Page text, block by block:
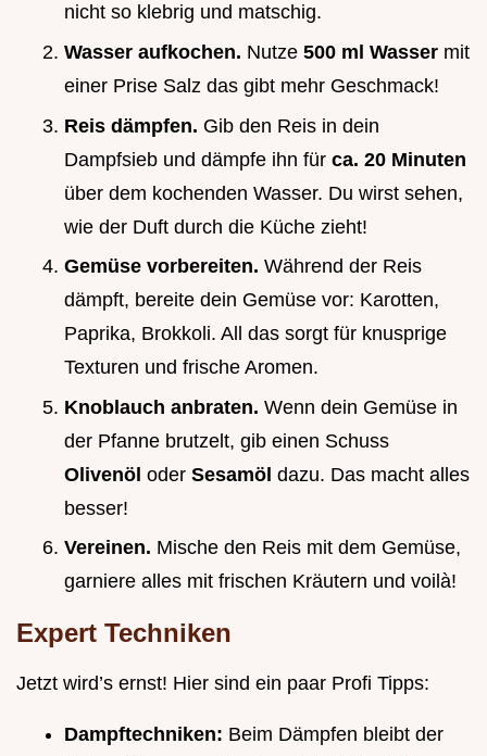
nicht so klebrig und matschig.
Wasser aufkochen. Nutze 500 ml Wasser mit
einer Prise Salz das gibt mehr Geschmack!
Reis dämpfen. Gib den Reis in dein
Dampfsieb und dämpfe ihn für ca. 20 Minuten
über dem kochenden Wasser. Du wirst sehen,
wie der Duft durch die Küche zieht!
Gemüse vorbereiten. Während der Reis
dämpft, bereite dein Gemüse vor: Karotten,
Paprika, Brokkoli. All das sorgt für knusprige
Texturen und frische Aromen.
Knoblauch anbraten. Wenn dein Gemüse in
der Pfanne brutzelt, gib einen Schuss
Olivenöl oder Sesamöl dazu. Das macht alles
besser!
Vereinen. Mische den Reis mit dem Gemüse,
garniere alles mit frischen Kräutern und voilà!
Expert Techniken
Jetzt wird’s ernst! Hier sind ein paar Profi Tipps:
Dampftechniken: Beim Dämpfen bleibt der